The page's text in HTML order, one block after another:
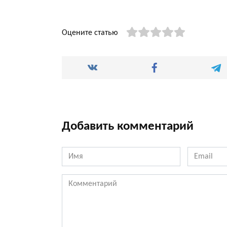
Оцените статью
Добавить комментарий
Имя
*
Email
*
Комментарий